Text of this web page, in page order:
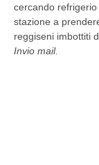
cercando
stazione a
reggiseni imbottiti
Invio mail.